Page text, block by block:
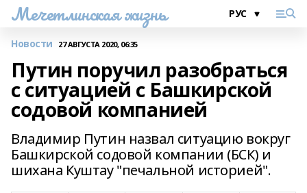
Мечетлинская жизнь
Новости 27 АВГУСТА 2020, 06:35
Путин поручил разобраться
с ситуацией с Башкирской
содовой компанией
Владимир Путин назвал ситуацию вокруг
Башкирской содовой компании (БСК) и
шихана Куштау "печальной историей".